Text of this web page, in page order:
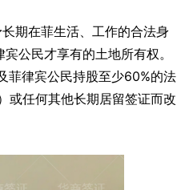
期在菲生活、工作的合法身
公民才享有的土地所有权。
菲律宾公民持股至少60%的法
或任何其他长期居留签证而改